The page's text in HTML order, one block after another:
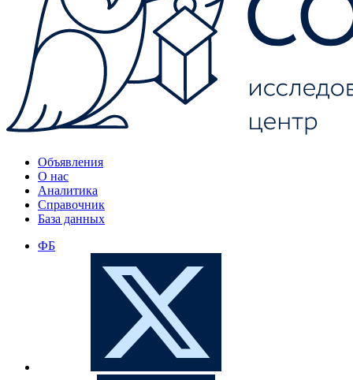
Объявления
О нас
Аналитика
Справочник
База данных
ФБ